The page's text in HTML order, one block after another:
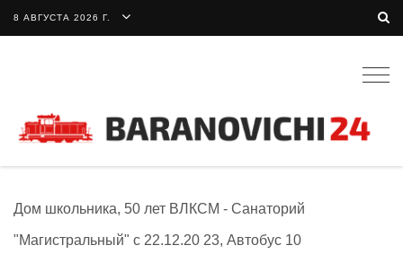
8 АВГУСТА 2026 Г.
Дом школьника, 50 лет ВЛКСМ - Санаторий
"Магистральный" c 22.12.20 23, Автобус 10